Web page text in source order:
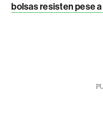
bolsas resisten pese